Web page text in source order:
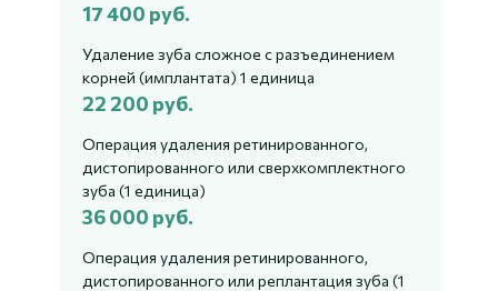
17 400 руб.
Удаление зуба сложное с разъединением
корней (имплантата) 1 единица
22 200 руб.
Операция удаления ретинированного,
дистопированного или сверхкомплектного
зуба (1 единица)
36 000 руб.
Операция удаления ретинированного,
дистопированного или реплантация зуба (1